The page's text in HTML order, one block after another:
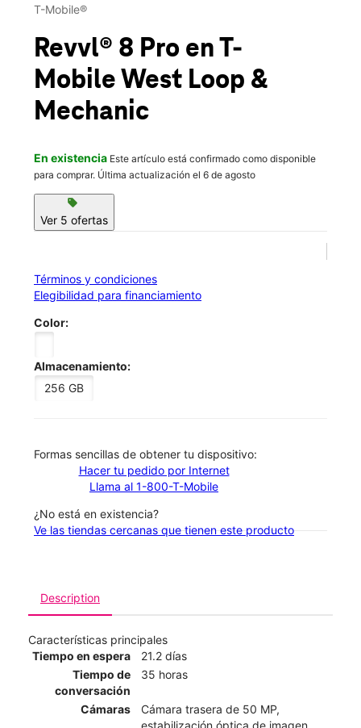
Mar.:11:00 a.m. a 6:00 p.m.
location_on
3415 West Loop Ste A El Campo, TX 77437
T-Mobile®
Revvl® 8 Pro en T-
Mobile West Loop &
Mechanic
En existencia Este artículo está confirmado como disponible
para comprar. Última actualización el 6 de agosto
sell
Ver 5 ofertas
Términos y condiciones
Elegibilidad para financiamiento
Color:
Almacenamiento:
256 GB
​​​​​​​Formas sencillas de obtener tu dispositivo:
Hacer tu pedido por Internet
Llama al 1-800-T-Mobile
¿No está en existencia?
Ve las tiendas cercanas que tienen este producto
Description
Características principales
Tiempo en espera
21.2 días
Tiempo de
conversación
35 horas
Cámaras
Cámara trasera de 50 MP,
estabilización óptica de imagen